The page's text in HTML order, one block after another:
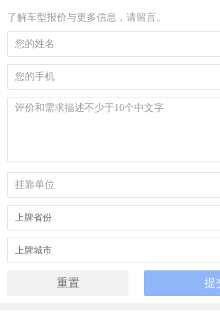
了解车型报价与更多信息，请留言。